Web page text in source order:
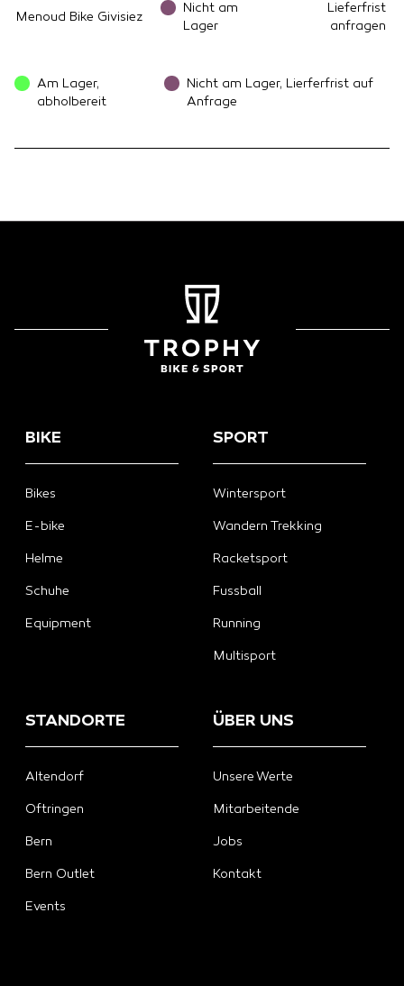
Menoud Bike Givisiez
Nicht am
Lager
Lieferfrist
anfragen
Am Lager,
abholbereit
Nicht am Lager, Lierferfrist auf
Anfrage
BIKE
Bikes
E-bike
Helme
Schuhe
Equipment
SPORT
Wintersport
Wandern Trekking
Racketsport
Fussball
Running
Multisport
STANDORTE
Altendorf
Oftringen
Bern
Bern Outlet
Events
ÜBER UNS
Unsere Werte
Mitarbeitende
Jobs
Kontakt